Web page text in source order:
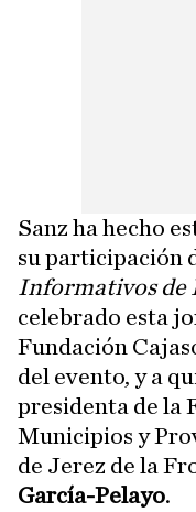
Sanz ha hecho
su participación
Informativos de
celebrado esta
Fundación
del evento, y a
presidenta de la
Municipios y
de Jerez de la
García-Pelayo.